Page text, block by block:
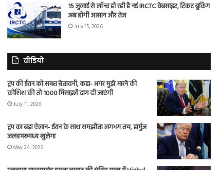
15 जुलाई से लॉन्च हो रही है नई IRCTC वेबसाइट, टिकट बुकिंग
अब होगी आसान और तेज
July 15, 2026
वीडियो
ट्रंप की ईरान को सख्त चेतावनी, कहा- अगर मुझे मारने की
कोशिश की तो 1000 मिसाइलें दाग दी जाएंगी
July 11, 2026
ट्रंप का बड़ा ऐलान- ईरान के साथ समझौता लगभग तय, हार्मुज
जलडमरूमध्य खुलेगा
May 24, 2026